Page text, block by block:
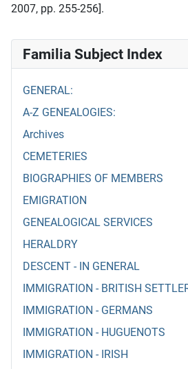
Familia Subject Index
GENERAL:
A-Z GENEALOGIES:
Archives
CEMETERIES
BIOGRAPHIES OF MEMBERS
EMIGRATION
GENEALOGICAL SERVICES
HERALDRY
DESCENT - IN GENERAL
IMMIGRATION - BRITISH
IMMIGRATION - GERMANS
IMMIGRATION - HUGUENOTS
IMMIGRATION - IRISH
2007, pp. 255-256].